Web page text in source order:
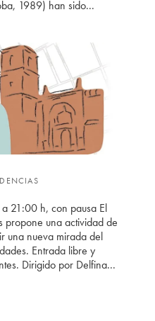
1989) han sido...
21:00 h, con pausa El
propone una actividad de
una nueva mirada del
Entrada libre y
Dirigido por Delfina...